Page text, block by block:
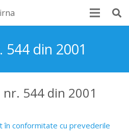
544 din 2001
nr. 544 din 2001
în conformitate cu prevederile